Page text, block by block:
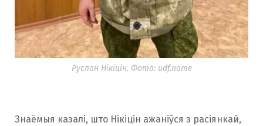
Руслан Нікіцін. Фота: udf.name
Знаёмыя казалі, што Нікіцін ажаніўся з расіянкай,